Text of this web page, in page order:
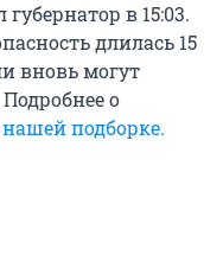
в 15:03.
длилась 15
вновь могут
о
подборке.